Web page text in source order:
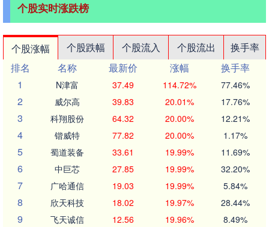
个股实时涨跌榜
个股涨幅 个股跌幅 个股流入 个股流出
换手率
排名
名称 最新价 涨幅
换手率
1
N津富 37.49 114.72% 77.46%
2 威尔高 39.83 20.01% 17.76%
3 科翔股份 64.32 20.00% 12.21%
4 锴威特 77.82 20.00% 1.17%
5 蜀道装备 33.61 19.99% 11.69%
6 中巨芯 27.85 19.99% 32.20%
7 广哈通信 19.03 19.99% 5.84%
8 欣天科技 18.02 19.97% 28.44%
9 飞天诚信 12.56 19.96% 8.49%